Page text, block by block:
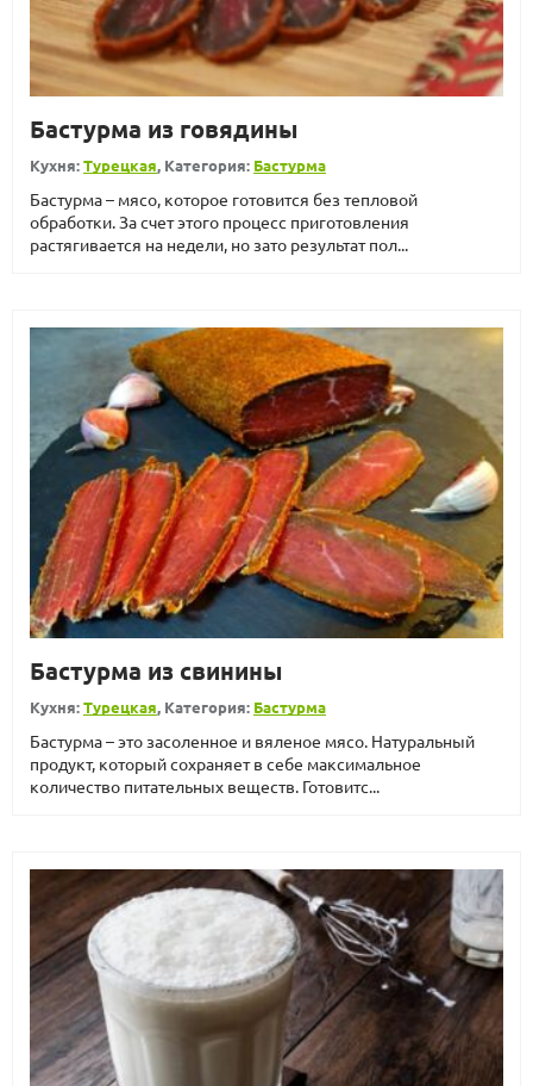
Бастурма из говядины
Кухня:Турецкая, Категория: Бастурма
Бастурма – мясо, которое готовится без тепловой
обработки. За счет этого процесс приготовления
растягивается на недели, но зато результат пол...
Бастурма из свинины
Кухня:Турецкая, Категория: Бастурма
Бастурма – это засоленное и вяленое мясо. Натуральный
продукт, который сохраняет в себе максимальное
количество питательных веществ. Готовитс...